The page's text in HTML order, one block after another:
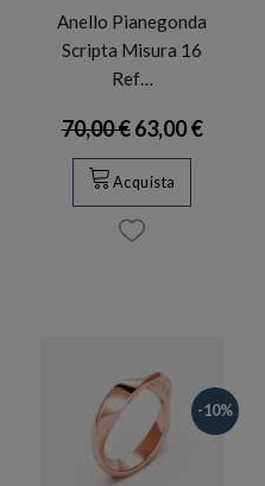
Anello Pianegonda
Scripta Misura 16
Ref…
70,00 €63,00 €
Acquista
-10%